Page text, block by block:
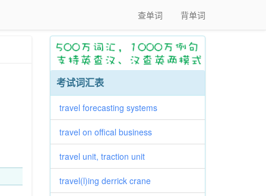
查单词 背单词
考试词汇表
travel forecasting systems
travel on offical business
travel unit, traction unit
travel(l)ing derrick crane